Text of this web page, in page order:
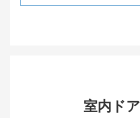
室内ドア